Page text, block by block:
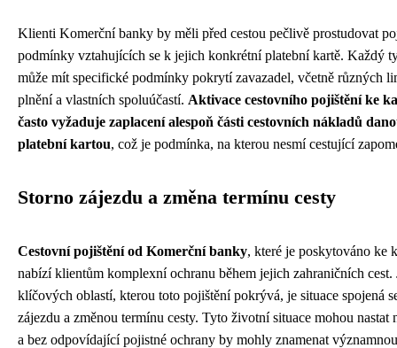
Klienti Komerční banky by měli před cestou pečlivě prostudovat
podmínky vztahujících se k jejich konkrétní platební kartě. Každý
může mít specifické podmínky pokrytí zavazadel, včetně různých
plnění a vlastních spoluúčastí. Aktivace cestovního pojištění ke
často vyžaduje zaplacení alespoň části cestovních nákladů
platební kartou, což je podmínka, na kterou nesmí cestující
Storno zájezdu a změna termínu cesty
Cestovní pojištění od Komerční banky, které je poskytováno ke
nabízí klientům komplexní ochranu během jejich zahraničních cest.
klíčových oblastí, kterou toto pojištění pokrývá, je situace spojená
zájezdu a změnou termínu cesty. Tyto životní situace mohou nastat
a bez odpovídající pojistné ochrany by mohly znamenat